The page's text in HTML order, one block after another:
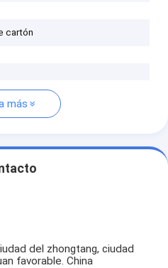
cartón
más
del zhongtang, ciudad
favorable. China